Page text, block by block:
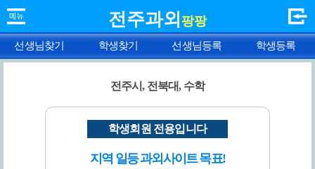
전주과외 팡팡
선생님찾기 학생찾기 선생님등록 학생등록
전주시, 전북대, 수학
학생회원 전용입니다
지역 일등 과외사이트 목표!